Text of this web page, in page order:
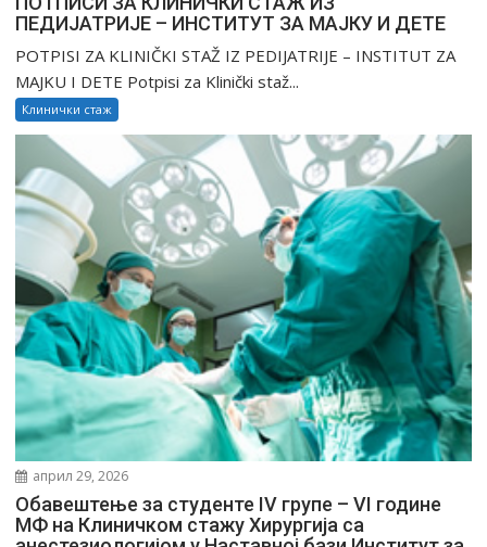
ПЕДИЈАТРИЈЕ – ИНСТИТУТ ЗА МАЈКУ И ДЕТЕ
POTPISI ZA KLINIČKI STAŽ IZ PEDIJATRIJE – INSTITUT ZA
MAJKU I DETE Potpisi za Klinički staž...
Клинички стаж
април 29, 2026
Обавештење за студенте IV групе – VI године
МФ на Клиничком стажу Хирургија са